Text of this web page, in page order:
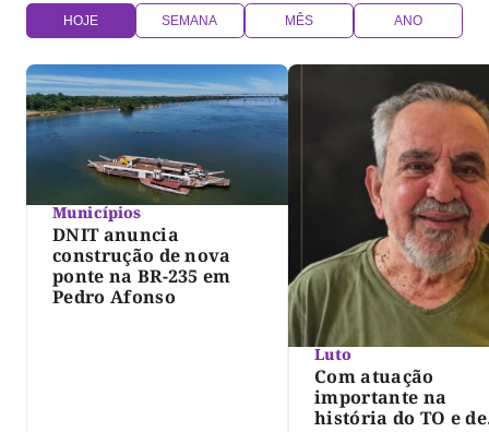
HOJE SEMANA MÊS ANO
Municípios
DNIT anuncia
construção de nova
ponte na BR-235 em
Pedro Afonso
Luto
Com atuação
importante na
história do TO e de